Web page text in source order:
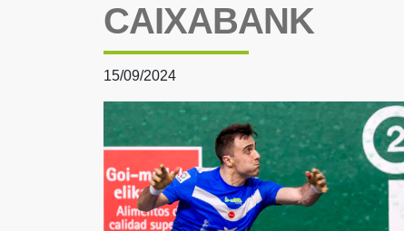
CAIXABANK
15/09/2024